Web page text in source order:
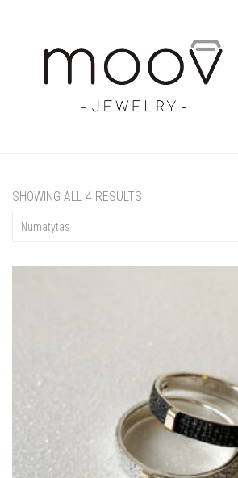
SHOWING ALL 4 RESULTS
Numatytas